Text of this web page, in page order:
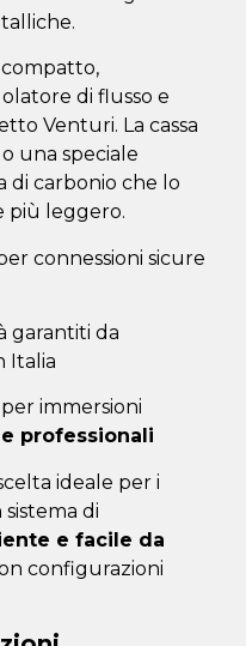
compatto,
di flusso e
Venturi. La cassa
una speciale
di carbonio che lo
più leggero.
connessioni sicure
garantiti da
Italia
immersioni
professionali
ideale per i
di
e facile da
configurazioni